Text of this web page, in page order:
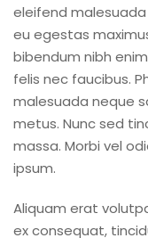
eleifend
eu egestas
bibendum nibh
felis nec faucibus.
malesuada neque
metus. Nunc sed
massa. Morbi vel
ipsum.
Aliquam erat
ex consequat,